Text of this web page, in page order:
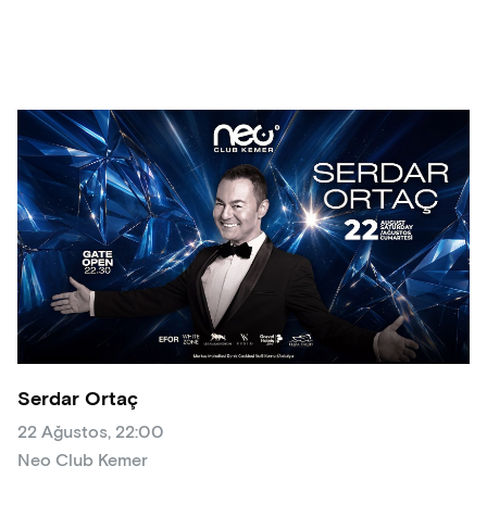
Serdar Ortaç
22 Ağustos, 22:00
Neo Club Kemer